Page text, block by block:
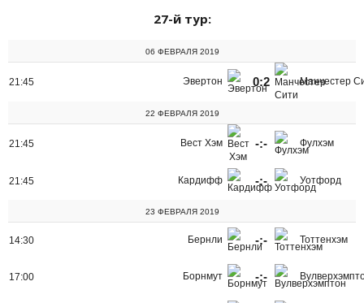
27-й тур:
06 ФЕВРАЛЯ 2019
21:45 Эвертон 0:2 Манчестер
22 ФЕВРАЛЯ 2019
21:45 Вест Хэм -:- Фулхэм
21:45 Кардифф -:- Уотфорд
23 ФЕВРАЛЯ 2019
14:30 Бернли -:- Тоттенхэм
17:00 Борнмут -:-